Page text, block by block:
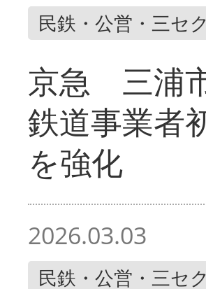
民鉄・公営・三セク
京急 三浦
鉄道事業者
を強化
2026.03.03
民鉄・公営・三セク